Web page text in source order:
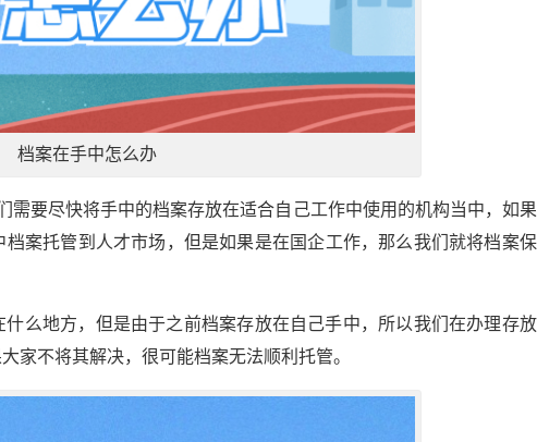
档案在手中怎么办
需要尽快将手中的档案存放在适合自己工作中使用的机构当中，如
案托管到人才市场，但是如果是在国企工作，那么我们就将档案
么地方，但是由于之前档案存放在自己手中，所以我们在办理存
家不将其解决，很可能档案无法顺利托管。